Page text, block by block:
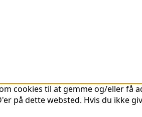
cookies til at gemme og/eller få
på dette websted. Hvis du ikke